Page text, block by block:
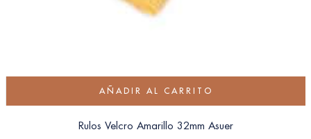
AÑADIR AL CARRITO
Rulos Velcro Amarillo 32mm Asuer